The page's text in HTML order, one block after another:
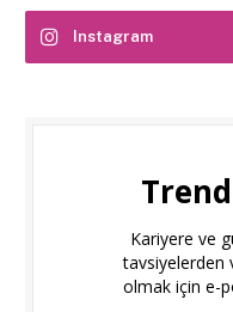
Instagram
Kariyere ve
tavsiyelerden
olmak için e-